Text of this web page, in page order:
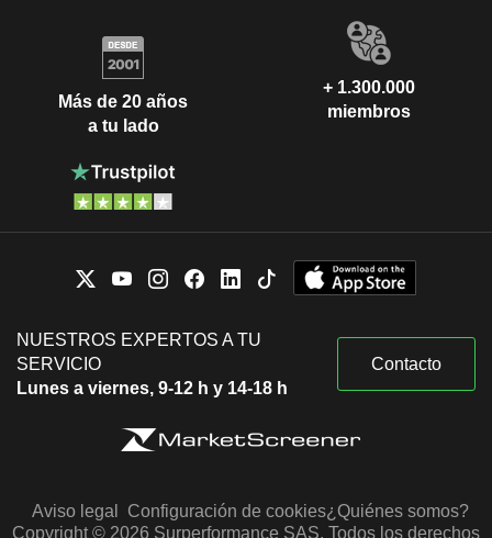
Más de 20 años
a tu lado
+ 1.300.000
miembros
NUESTROS EXPERTOS A TU
SERVICIO
Lunes a viernes, 9-12 h y 14-18 h
Contacto
Aviso legal Configuración de cookies¿Quiénes somos?
Copyright © 2026 Surperformance SAS. Todos los derechos